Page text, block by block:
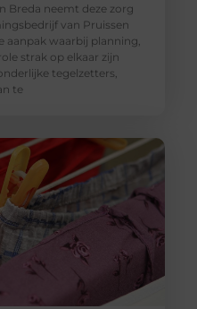
Breda neemt deze zorg
van Pruissen
waarbij planning,
strak op elkaar zijn
tegelzetters,
te